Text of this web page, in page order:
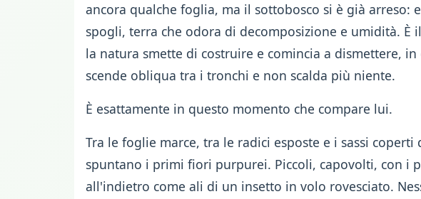
ancora qualche foglia, ma il sottobosco si è già arreso:
spogli, terra che odora di decomposizione e umidità. È
la natura smette di costruire e comincia a dismettere, in
scende obliqua tra i tronchi e non scalda più niente.
È esattamente in questo momento che compare lui.
Tra le foglie marce, tra le radici esposte e i sassi coperti
spuntano i primi fiori purpurei. Piccoli, capovolti, con i
all'indietro come ali di un insetto in volo rovesciato.